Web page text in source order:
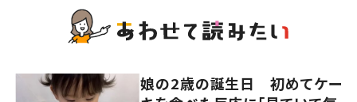
娘の2歳の誕生日 初めてケー